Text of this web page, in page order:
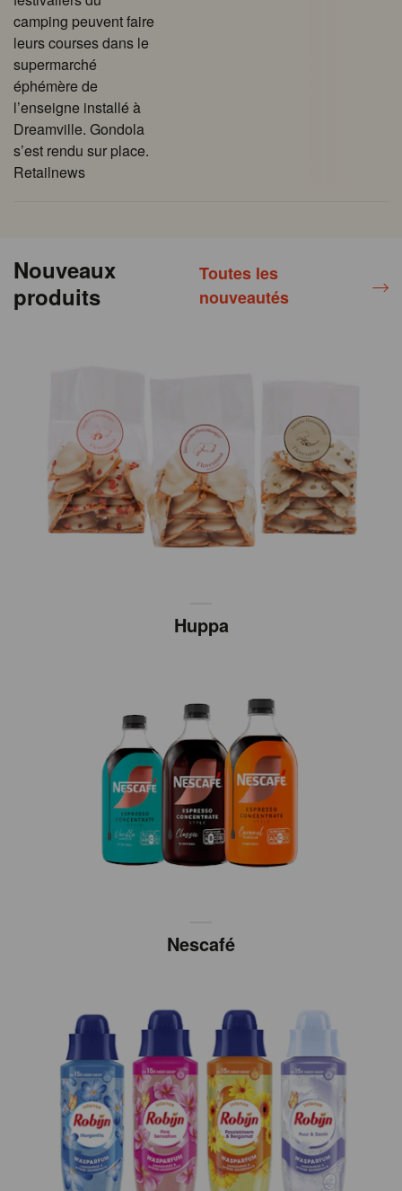
camping peuvent faire
leurs courses dans le
supermarché
éphémère de
l’enseigne installé à
Dreamville. Gondola
s’est rendu sur place.
Retailnews
Nouveaux
produits
Toutes les
nouveautés
Huppa
Nescafé